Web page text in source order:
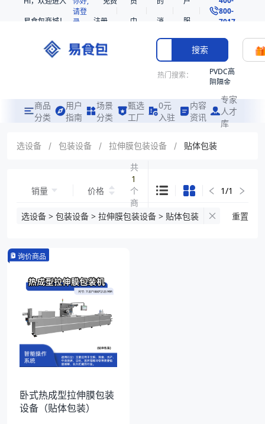
易食包商城！
请登
录
注册
中
消
息
服
务
800-
7017
搜索
热门搜索：
PVDC高
阻隔金
共挤热
收缩袋
221340
221360
商品
分类
用户
指南
场景
分类
甄选
工厂
0元
入驻
内容
资讯
专家
人才
库
选设备 / 包装设备 / 拉伸膜包装设备 / 贴体包装
销量 价格
共
1
个
商
品
1/1
选设备 > 包装设备 > 拉伸膜包装设备 > 贴体包装 重置
询价商品
卧式热成型拉伸膜包装
设备（贴体包装）